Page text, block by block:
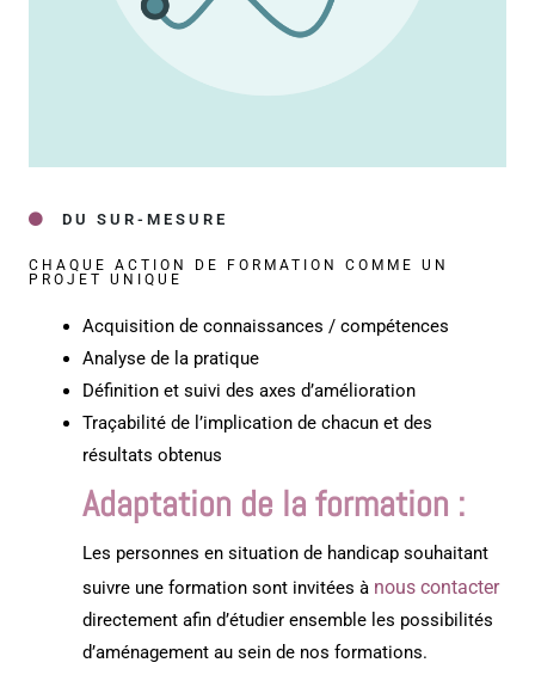
DU SUR-MESURE
CHAQUE ACTION DE FORMATION COMME UN
PROJET UNIQUE
Acquisition de connaissances / compétences
Analyse de la pratique
Définition et suivi des axes d’amélioration
Traçabilité de l’implication de chacun et des
résultats obtenus
Adaptation de la formation :
Les personnes en situation de handicap souhaitant
suivre une formation sont invitées à nous contacter
directement afin d’étudier ensemble les possibilités
d’aménagement au sein de nos formations.